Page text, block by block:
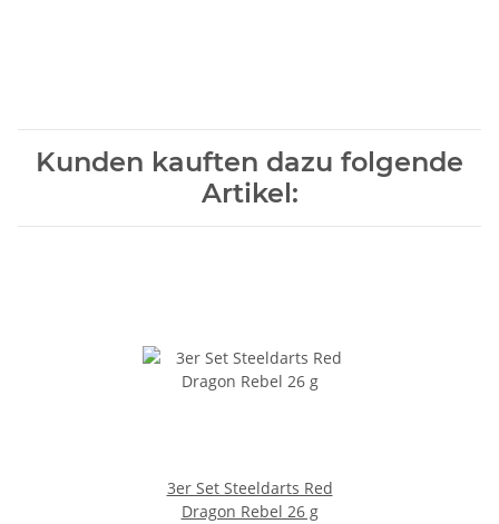
Kunden kauften dazu folgende
Artikel:
3er Set Steeldarts Red
Dragon Rebel 26 g